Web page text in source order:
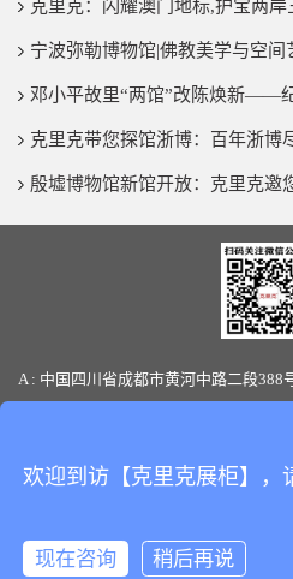
克里克：闪耀澳门地标,护宝两
宁波弥勒博物馆|佛教美学与空间
邓小平故里“两馆”改陈焕新——
克里克带您探馆浙博：百年浙博
A : 中国四川省成都市黄河中路二段388
Copyright © 版权所有：四川克里克展
备案号：蜀ICP备17043519号-1
欢迎到访【克里克展柜】，
现在咨询 稍后再说